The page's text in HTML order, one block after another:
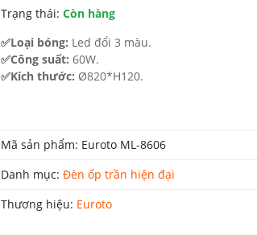
7.800.000 ₫.
là:
4.290.000 ₫.
Trạng thái: Còn hàng
✅Loại bóng: Led đổi 3 màu.
✅Công suất: 60W.
✅Kích thước: Ø820*H120.
Mã sản phẩm: Euroto ML-8606
Danh mục: Đèn ốp trần hiện đại
Thương hiệu: Euroto